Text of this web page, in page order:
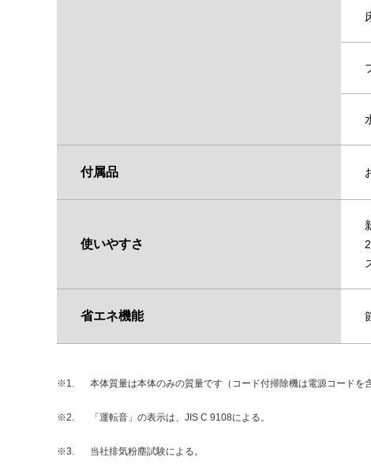
付属品
使いやすさ
省エネ機能
※1. 本体質量は本体のみの質量です（コード付掃除機は電源コードを
※2. 「運転音」の表示は、JIS C 9108による。
※3. 当社排気粉塵試験による。